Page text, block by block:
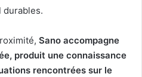
durables.
Sano accompagne
produit une connaissance
rencontrées sur le